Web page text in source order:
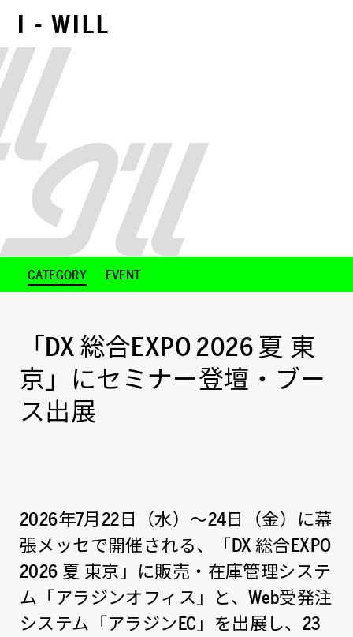
I - WILL
CATEGORY EVENT
「DX 総合EXPO 2026 夏 東
京」にセミナー登壇・ブー
ス出展
2026年7月22日（水）～24日（金）に幕
張メッセで開催される、「DX 総合EXPO
2026 夏 東京」に販売・在庫管理システ
ム「アラジンオフィス」と、Web受発注
システム「アラジンEC」を出展し、23